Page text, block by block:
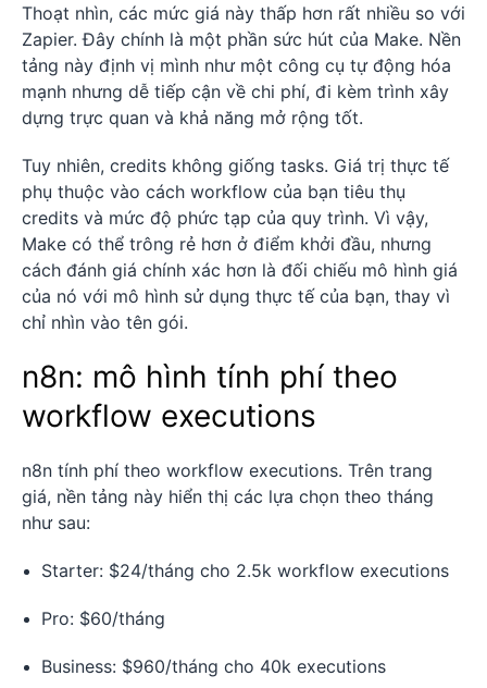
Thoạt nhìn, các mức giá này thấp hơn rất nhiều so với
Zapier. Đây chính là một phần sức hút của Make. Nền
tảng này định vị mình như một công cụ tự động hóa
mạnh nhưng dễ tiếp cận về chi phí, đi kèm trình xây
dựng trực quan và khả năng mở rộng tốt.
Tuy nhiên, credits không giống tasks. Giá trị thực tế
phụ thuộc vào cách workflow của bạn tiêu thụ
credits và mức độ phức tạp của quy trình. Vì vậy,
Make có thể trông rẻ hơn ở điểm khởi đầu, nhưng
cách đánh giá chính xác hơn là đối chiếu mô hình giá
của nó với mô hình sử dụng thực tế của bạn, thay vì
chỉ nhìn vào tên gói.
n8n: mô hình tính phí theo
workflow executions
n8n tính phí theo workflow executions. Trên trang
giá, nền tảng này hiển thị các lựa chọn theo tháng
như sau:
Starter: $24/tháng cho 2.5k workflow executions
Pro: $60/tháng
Business: $960/tháng cho 40k executions